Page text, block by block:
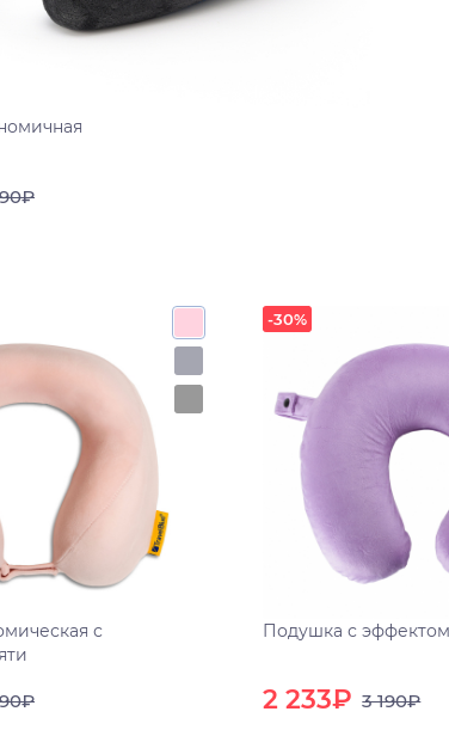
с
-30%
Подушка с
2 233₽ 3 190₽